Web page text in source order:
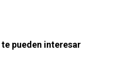
pueden interesar